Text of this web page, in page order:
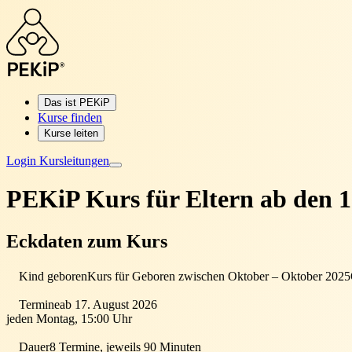
Das ist PEKiP
Kurse finden
Kurse leiten
Login Kursleitungen
PEKiP Kurs für Eltern ab den
Eckdaten zum Kurs
Kind geborenKurs für Geboren zwischen Oktober – Oktober 2025
Termineab 17. August 2026
jeden Montag, 15:00 Uhr
Dauer8 Termine, jeweils 90 Minuten